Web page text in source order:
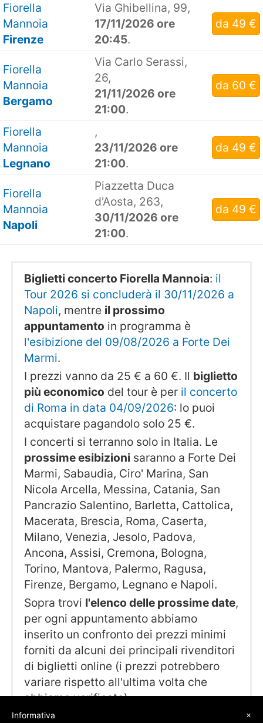
Fiorella
Mannoia
Firenze
Via Ghibellina, 99,
17/11/2026 ore
20:45.
da 49 €
Fiorella
Mannoia
Bergamo
Via Carlo Serassi,
26,
21/11/2026 ore
21:00.
da 60 €
Fiorella
Mannoia
Legnano
,
23/11/2026 ore
21:00.
da 49 €
Fiorella
Mannoia
Napoli
Piazzetta Duca
d'Aosta, 263,
30/11/2026 ore
21:00.
da 49 €
Biglietti concerto Fiorella Mannoia: il
Tour 2026 si concluderà il 30/11/2026 a
Napoli, mentre il prossimo
appuntamento in programma è
l'esibizione del 09/08/2026 a Forte Dei
Marmi.
I prezzi vanno da 25 € a 60 €. Il biglietto
più economico del tour è per il concerto
di Roma in data 04/09/2026: lo puoi
acquistare pagandolo solo 25 €.
I concerti si terranno solo in Italia. Le
prossime esibizioni saranno a Forte Dei
Marmi, Sabaudia, Ciro' Marina, San
Nicola Arcella, Messina, Catania, San
Pancrazio Salentino, Barletta, Cattolica,
Macerata, Brescia, Roma, Caserta,
Milano, Venezia, Jesolo, Padova,
Ancona, Assisi, Cremona, Bologna,
Torino, Mantova, Palermo, Ragusa,
Firenze, Bergamo, Legnano e Napoli.
Sopra trovi l'elenco delle prossime date,
per ogni appuntamento abbiamo
inserito un confronto dei prezzi minimi
forniti da alcuni dei principali rivenditori
di biglietti online (i prezzi potrebbero
variare rispetto all'ultima volta che
abbiamo verificato).
×
Informativa